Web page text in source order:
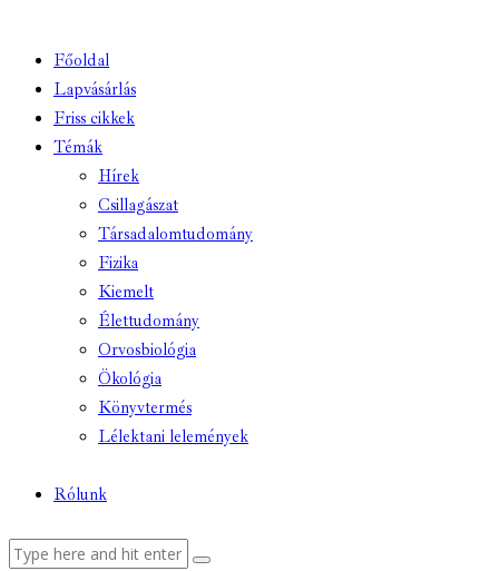
Főoldal
Lapvásárlás
Friss cikkek
Témák
Hírek
Csillagászat
Társadalomtudomány
Fizika
Kiemelt
Élettudomány
Orvosbiológia
Ökológia
Könyvtermés
Lélektani lelemények
Rólunk